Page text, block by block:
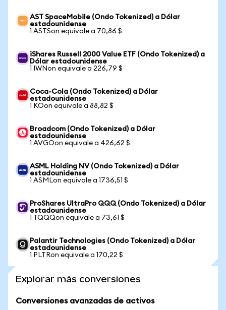
AST SpaceMobile (Ondo Tokenized) a Dólar
estadounidense
1 ASTSon equivale a 70,86 $
iShares Russell 2000 Value ETF (Ondo Tokenized) a
Dólar estadounidense
1 IWNon equivale a 226,79 $
Coca-Cola (Ondo Tokenized) a Dólar
estadounidense
1 KOon equivale a 88,82 $
Broadcom (Ondo Tokenized) a Dólar
estadounidense
1 AVGOon equivale a 426,62 $
ASML Holding NV (Ondo Tokenized) a Dólar
estadounidense
1 ASMLon equivale a 1736,51 $
ProShares UltraPro QQQ (Ondo Tokenized) a Dólar
estadounidense
1 TQQQon equivale a 73,61 $
Palantir Technologies (Ondo Tokenized) a Dólar
estadounidense
1 PLTRon equivale a 170,22 $
Explorar más conversiones
Conversiones avanzadas de activos